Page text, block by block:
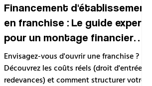
Financement d'établissement
en franchise : Le guide expert
pour un montage financier
sans faille
Envisagez-vous d'ouvrir une franchise ?
Découvrez les coûts réels (droit d'entrée,
redevances) et comment structurer votre